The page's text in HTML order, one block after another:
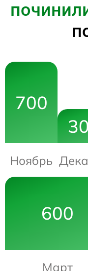
700
Ноябрь
600
Март